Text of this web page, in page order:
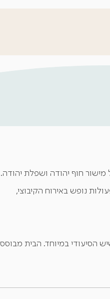
מישור חוף יהודה ושפלת יהודה.
מוזיאונים, פעולות נופש באירוח הקיבוצי,
הסיעודי במיוחד. הבית מבוסס